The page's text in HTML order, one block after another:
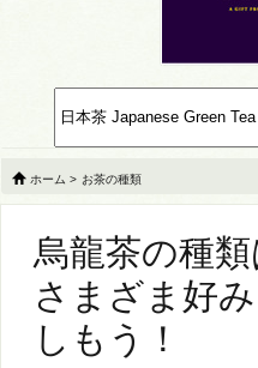
ホーム > お茶の種類
烏龍茶の種
さまざま好
しもう！